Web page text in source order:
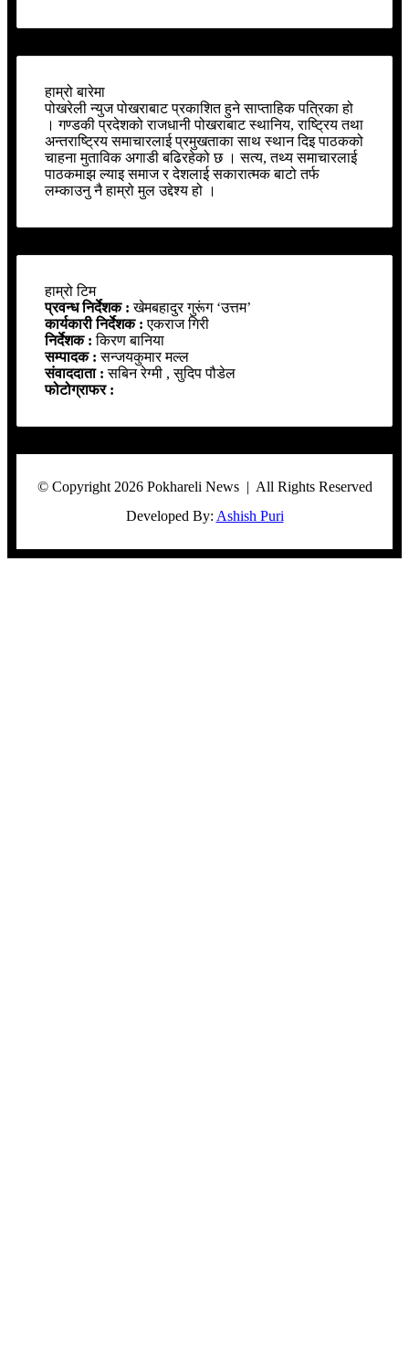
हाम्रो बारेमा
पोखरेली न्युज पोखराबाट प्रकाशित हुने साप्ताहिक पत्रिका हो
। गण्डकी प्रदेशको राजधानी पोखराबाट स्थानिय, राष्ट्रिय तथा
अन्तराष्ट्रिय समाचारलाई प्रमुखताका साथ स्थान दिइ पाठकको
चाहना मुताविक अगाडी बढिरहेको छ । सत्य, तथ्य समाचारलाई
पाठकमाझ ल्याइ समाज र देशलाई सकारात्मक बाटो तर्फ
लम्काउनु नै हाम्रो मुल उद्देश्य हो ।
हाम्रो टिम
प्रवन्ध निर्देशक :खेमबहादुर गुरूंग ‘उत्तम’
कार्यकारी निर्देशक :एकराज गिरी
निर्देशक :किरण बानिया
सम्पादक :सन्जयकुमार मल्ल
संवाददाता :सबिन रेग्मी , सुदिप पौडेल
फोटोग्राफर :
© Copyright 2026 Pokhareli News | All Rights Reserved
Developed By: Ashish Puri